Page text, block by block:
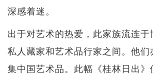
深感着迷。
出于对艺术的热爱，此家族流连于
私人藏家和艺术品行家之间。他们
集中国艺术品。此幅《桂林日出》